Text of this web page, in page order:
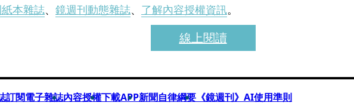
本雜誌、 鏡週刊動態雜誌、 了解內容授權資訊。
線上閱讀
訂閱電子雜誌內容授權下載APP新聞自律綱要 《鏡週刊》AI使用準則